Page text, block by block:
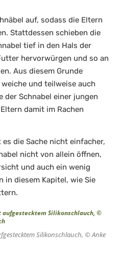
auf, sodass die Eltern
Stattdessen schieben die
tief in den Hals der
hervorwürgen und so an
Aus diesem Grunde
und teilweise auch
der Schnabel einer jungen
damit im Rachen
die Sache nicht einfacher,
nicht von allein öffnen,
und auch ein wenig
in diesem Kapitel, wie Sie
Silikonschlauch, © Anke